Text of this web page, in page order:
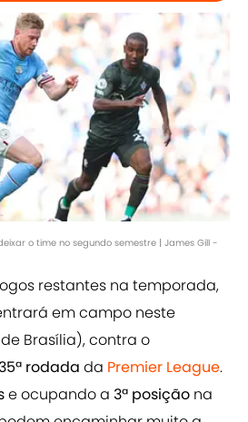
o time no segundo semestre | James Gill -
restantes na temporada,
em campo neste
Brasília), contra o
35ª rodada da Premier League.
e ocupando a 3ª posição na